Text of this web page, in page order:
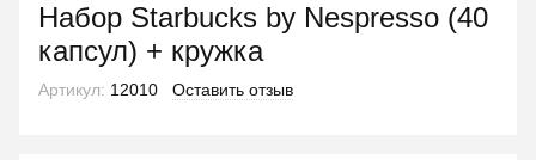
Набор Starbucks by Nespresso (40
капсул) + кружка
Артикул: 12010 Оставить отзыв